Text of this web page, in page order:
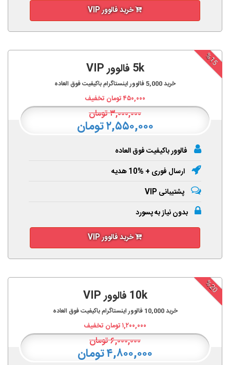
خرید فالوور VIP
%15
5k فالوور VIP
خرید5,000فالوور اینستاگرام باکیفیت فوق العاده
۴۵۰,۰۰۰تومان تخفیف
۳,۰۰۰,۰۰۰تومان
۲,۵۵۰,۰۰۰ تومان
فالوور باکیفیت فوق العاده
ارسال فوری + %10 هدیه
پشتیبانی VIP
بدون نیاز به پسورد
خرید فالوور VIP
%20
10k فالوور VIP
خرید10,000 فالوور اینستاگرام باکیفیت فوق العاده
۱,۲۰۰,۰۰۰تومان تخفیف
۶,۰۰۰,۰۰۰تومان
۴,۸۰۰,۰۰۰ تومان